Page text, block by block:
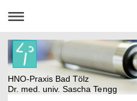
HNO-Praxis Bad Tölz
Dr. med. univ. Sascha Tengg